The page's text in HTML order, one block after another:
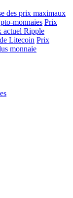
des prix maximaux
monnaies Prix
actuel Ripple
Litecoin Prix
monnaie